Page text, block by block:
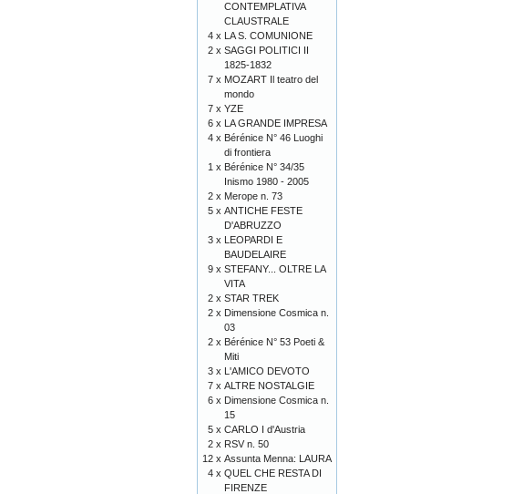
CONTEMPLATIVA
CLAUSTRALE
4 x LA S. COMUNIONE
2 x SAGGI POLITICI II
1825-1832
7 x MOZART Il teatro del
mondo
7 x YZE
6 x LA GRANDE IMPRESA
4 x Bérénice N° 46 Luoghi
di frontiera
1 x Bérénice N° 34/35
Inismo 1980 - 2005
2 x Merope n. 73
5 x ANTICHE FESTE
D'ABRUZZO
3 x LEOPARDI E
BAUDELAIRE
9 x STEFANY... OLTRE LA
VITA
2 x STAR TREK
2 x Dimensione Cosmica n.
03
2 x Bérénice N° 53 Poeti &
Miti
3 x L'AMICO DEVOTO
7 x ALTRE NOSTALGIE
6 x Dimensione Cosmica n.
15
5 x CARLO I d'Austria
2 x RSV n. 50
12 x Assunta Menna: LAURA
4 x QUEL CHE RESTA DI
FIRENZE